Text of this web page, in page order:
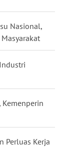
Nasional,
Perluas Kerja